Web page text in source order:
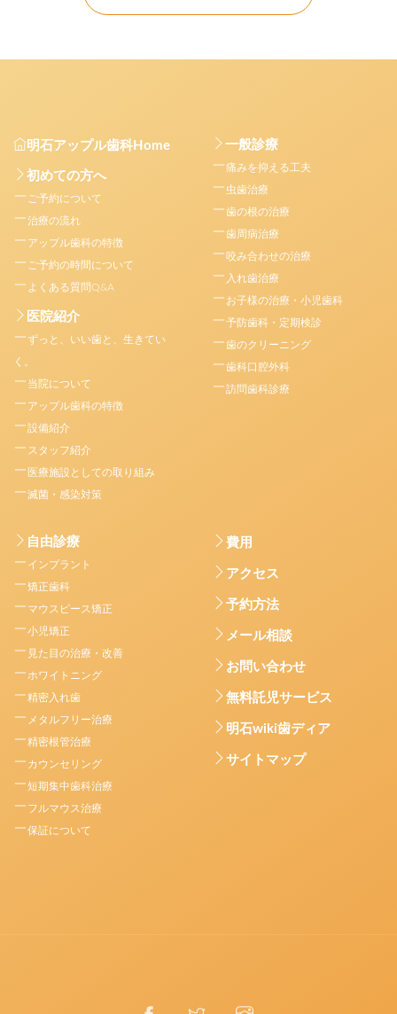
明石アップル歯科Home
初めての方へ
ご予約について
治療の流れ
アップル歯科の特徴
ご予約の時間について
よくある質問Q&A
医院紹介
ずっと、いい歯と、生きてい
く。
当院について
アップル歯科の特徴
設備紹介
スタッフ紹介
医療施設としての取り組み
滅菌・感染対策
一般診療
痛みを抑える工夫
虫歯治療
歯の根の治療
歯周病治療
咬み合わせの治療
入れ歯治療
お子様の治療・小児歯科
予防歯科・定期検診
歯のクリーニング
歯科口腔外科
訪問歯科診療
自由診療
インプラント
矯正歯科
マウスピース矯正
小児矯正
見た目の治療・改善
ホワイトニング
精密入れ歯
メタルフリー治療
精密根管治療
カウンセリング
短期集中歯科治療
フルマウス治療
保証について
費用
アクセス
予約方法
メール相談
お問い合わせ
無料託児サービス
明石wiki歯ディア
サイトマップ